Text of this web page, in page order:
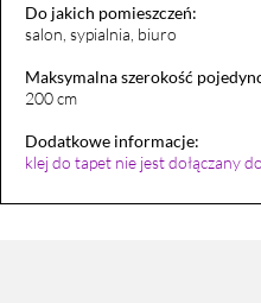
Do jakich pomieszczeń:
salon, sypialnia, biuro
Maksymalna szerokość
200 cm
Dodatkowe informacje:
klej do tapet nie jest dołączany